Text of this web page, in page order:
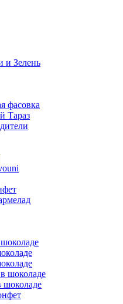
и Зелень
фасовка
Тараз
шоколаде
шоколаде